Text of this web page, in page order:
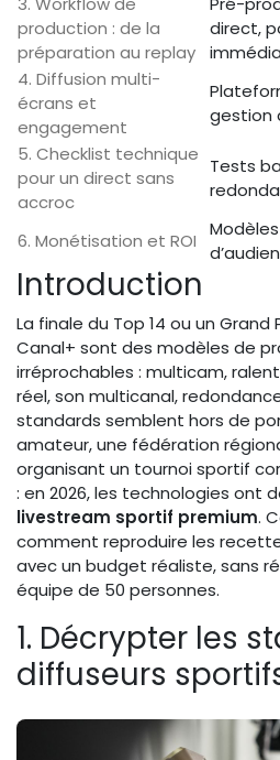
production : de la
préparation au replay
direct,
4. Diffusion multi-
écrans et
engagement
gestion
5. Checklist technique
pour un direct sans
accroc
Tests
6. Monétisation et ROI
Introduction
La finale du Top 14 ou un Grand
Canal+ sont des modèles de
irréprochables : multicam,
réel, son multicanal,
standards semblent hors de
amateur, une fédération
organisant un tournoi sportif
: en 2026, les technologies ont
livestream sportif premium.
comment reproduire les
avec un budget réaliste, sans
équipe de 50 personnes.
1. Décrypter les
diffuseurs